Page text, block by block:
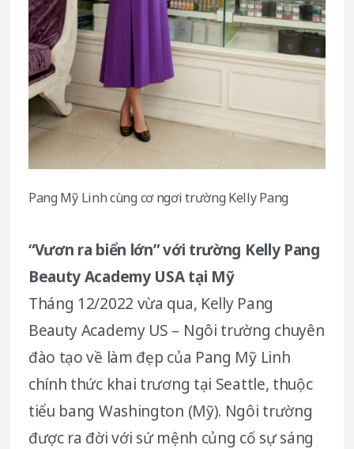
Pang Mỹ Linh cùng cơ ngơi trường Kelly Pang
“Vươn ra biển lớn” với trường Kelly Pang
Beauty Academy USA tại Mỹ
Tháng 12/2022 vừa qua, Kelly Pang
Beauty Academy US – Ngôi trường chuyên
đào tạo về làm đẹp của Pang Mỹ Linh
chính thức khai trương tại Seattle, thuộc
tiểu bang Washington (Mỹ). Ngôi trường
được ra đời với sứ mệnh củng cố sự sáng